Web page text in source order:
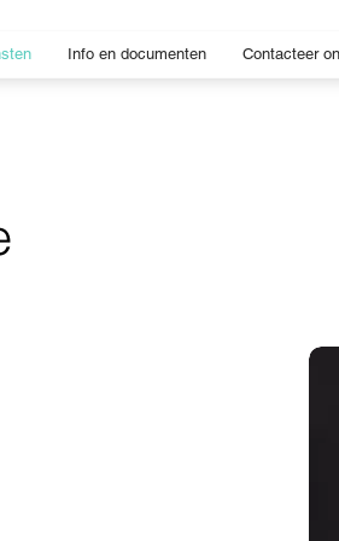
Info en documenten Contacteer